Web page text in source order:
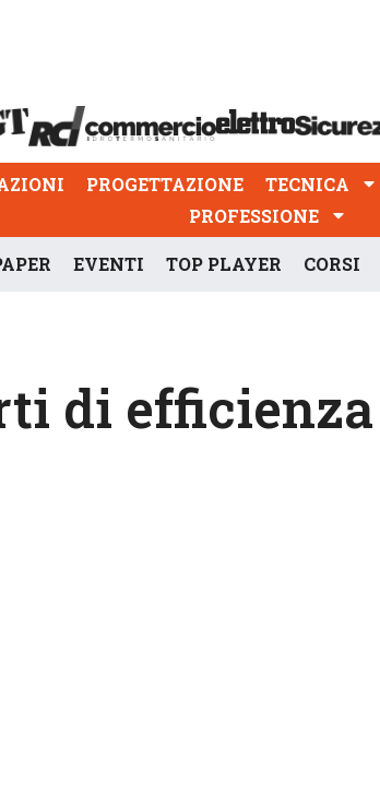
PROGETTAZIONE TECNICA
PROFESSIONE
EVENTI TOP PLAYER CORSI
di